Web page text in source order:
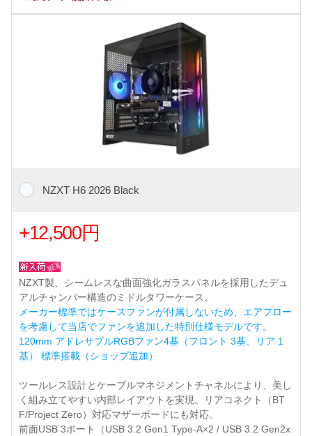
NZXT H6 2026 Black
+12,500円
NZXT製、シームレスな曲面強化ガラスパネルを採用したデュ
アルチャンバー構造のミドルタワーケース。
メーカー標準ではケースファンが付属しないため、エアフロー
を考慮して当店でファンを追加した特別仕様モデルです。
120mm アドレサブルRGBファン4基（フロント 3基、リア 1
基） 標準搭載（ショップ追加）
ツールレス設計とケーブルマネジメントチャネルにより、美し
く組み立てやすい内部レイアウトを実現。リアコネクト（BT
F/Project Zero）対応マザーボードにも対応。
前面USB 3ポート（USB 3.2 Gen1 Type-A×2 / USB 3.2 Gen2x